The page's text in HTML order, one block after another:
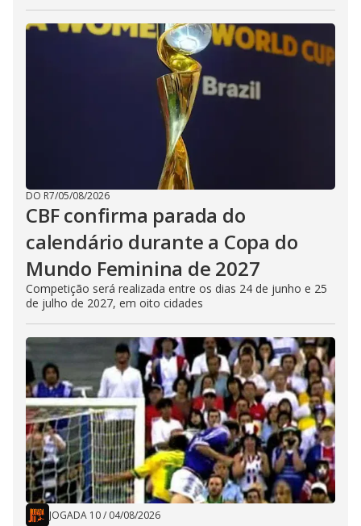
DO R7/05/08/2026
CBF confirma parada do
calendário durante a Copa do
Mundo Feminina de 2027
Competição será realizada entre os dias 24 de junho e 25
de julho de 2027, em oito cidades
JOGADA 10/ 04/08/2026